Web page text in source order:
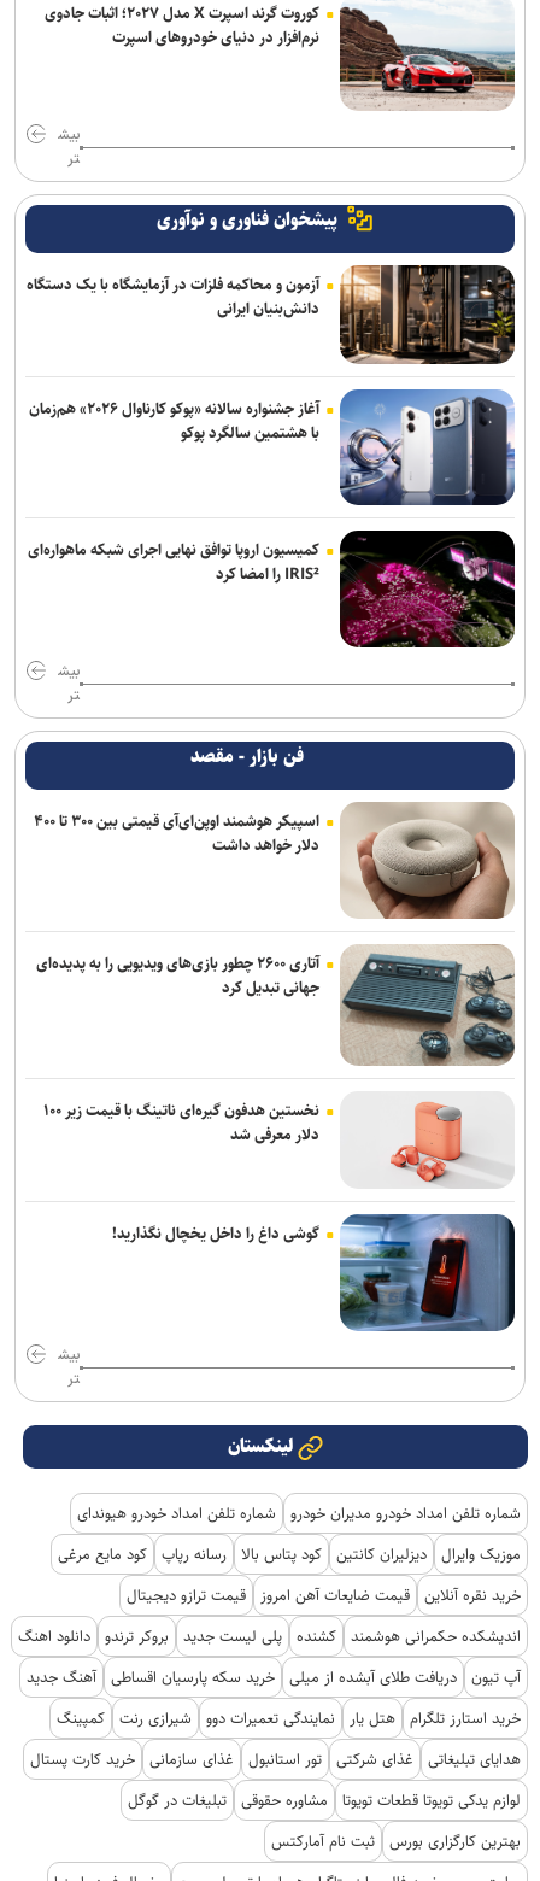
کوروت گرند اسپرت X مدل ۲۰۲۷؛ اثبات جادوی
نرم‌افزار در دنیای خودروهای اسپرت
بیش
تر
پیشخوان فناوری و نوآوری
آزمون و محاکمه فلزات در آزمایشگاه با یک دستگاه
دانش‌بنیان ایرانی
آغاز جشنواره سالانه «پوکو کارناوال ۲۰۲۶» هم‌زمان
با هشتمین سالگرد پوکو
کمیسیون اروپا توافق نهایی اجرای شبکه ماهواره‌ای
IRIS² را امضا کرد
بیش
تر
فن بازار - مقصد
اسپیکر هوشمند اوپن‌ای‌آی قیمتی بین ۳۰۰ تا ۴۰۰
دلار خواهد داشت
آتاری ۲۶۰۰ چطور بازی‌های ویدیویی را به پدیده‌ای
جهانی تبدیل کرد
نخستین هدفون گیره‌ای ناتینگ با قیمت زیر ۱۰۰
دلار معرفی شد
گوشی داغ را داخل یخچال نگذارید!
بیش
تر
لینکستان
شماره تلفن امداد خودرو مدیران خودرو
شماره تلفن امداد خودرو هیوندای
موزیک وایرال دیزلیران کانتین کود پتاس بالا رسانه رپاپ کود مایع مرغی
خرید نقره آنلاین قیمت ضایعات آهن امروز
قیمت ترازو دیجیتال
اندیشکده حکمرانی هوشمند کشنده پلی لیست جدید بروکر ترندو دانلود اهنگ
آپ تیون دریافت طلای آبشده از میلی خرید سکه پارسیان اقساطی آهنگ جدید
خرید استارز تلگرام هتل یار نمایندگی تعمیرات دوو شیرازی رنت کمپینگ
هدایای تبلیغاتی
غذای شرکتی تور استانبول غذای سازمانی خرید کارت پستال
لوازم یدکی تویوتا قطعات تویوتا
مشاوره حقوقی تبلیغات در گوگل
بهترین کارگزاری بورس ثبت نام آمارکتس